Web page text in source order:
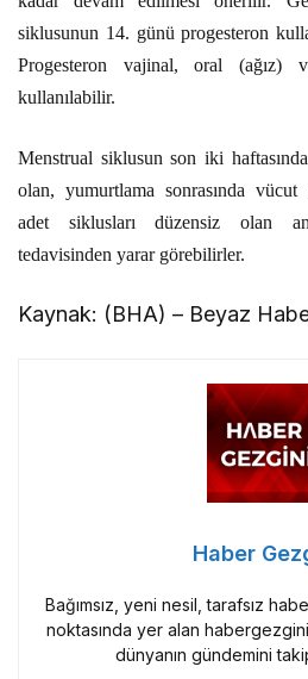
siklusunun 14. günü progesteron
Progesteron vajinal, oral (ağız)
kullanılabilir.
Menstrual siklusun son iki
olan, yumurtlama sonrasında vücut
adet siklusları düzensiz olan
tedavisinden yarar görebilirler.
Kaynak: (BHA) – Beyaz
Haber
Bağımsız, yeni nesil, tarafsız
noktasında yer alan
dünyanın gündemini